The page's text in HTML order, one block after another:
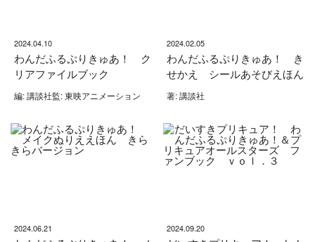
2024.04.10
わんだふるぷりきゅあ！ ク
リアファイルブック
編: 講談社監: 東映アニメーション
2024.02.05
わんだふるぷりきゅあ！ き
せかえ シールあそびえほん
著: 講談社
2024.06.21 2024.09.20